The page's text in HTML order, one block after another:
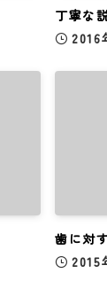
丁寧な
2016
歯に対
2015